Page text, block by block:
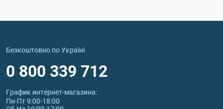
Безкоштовно по Україні
0 800 339 712
График интернет‑магазина:
Пн-Пт 9:00-18:00